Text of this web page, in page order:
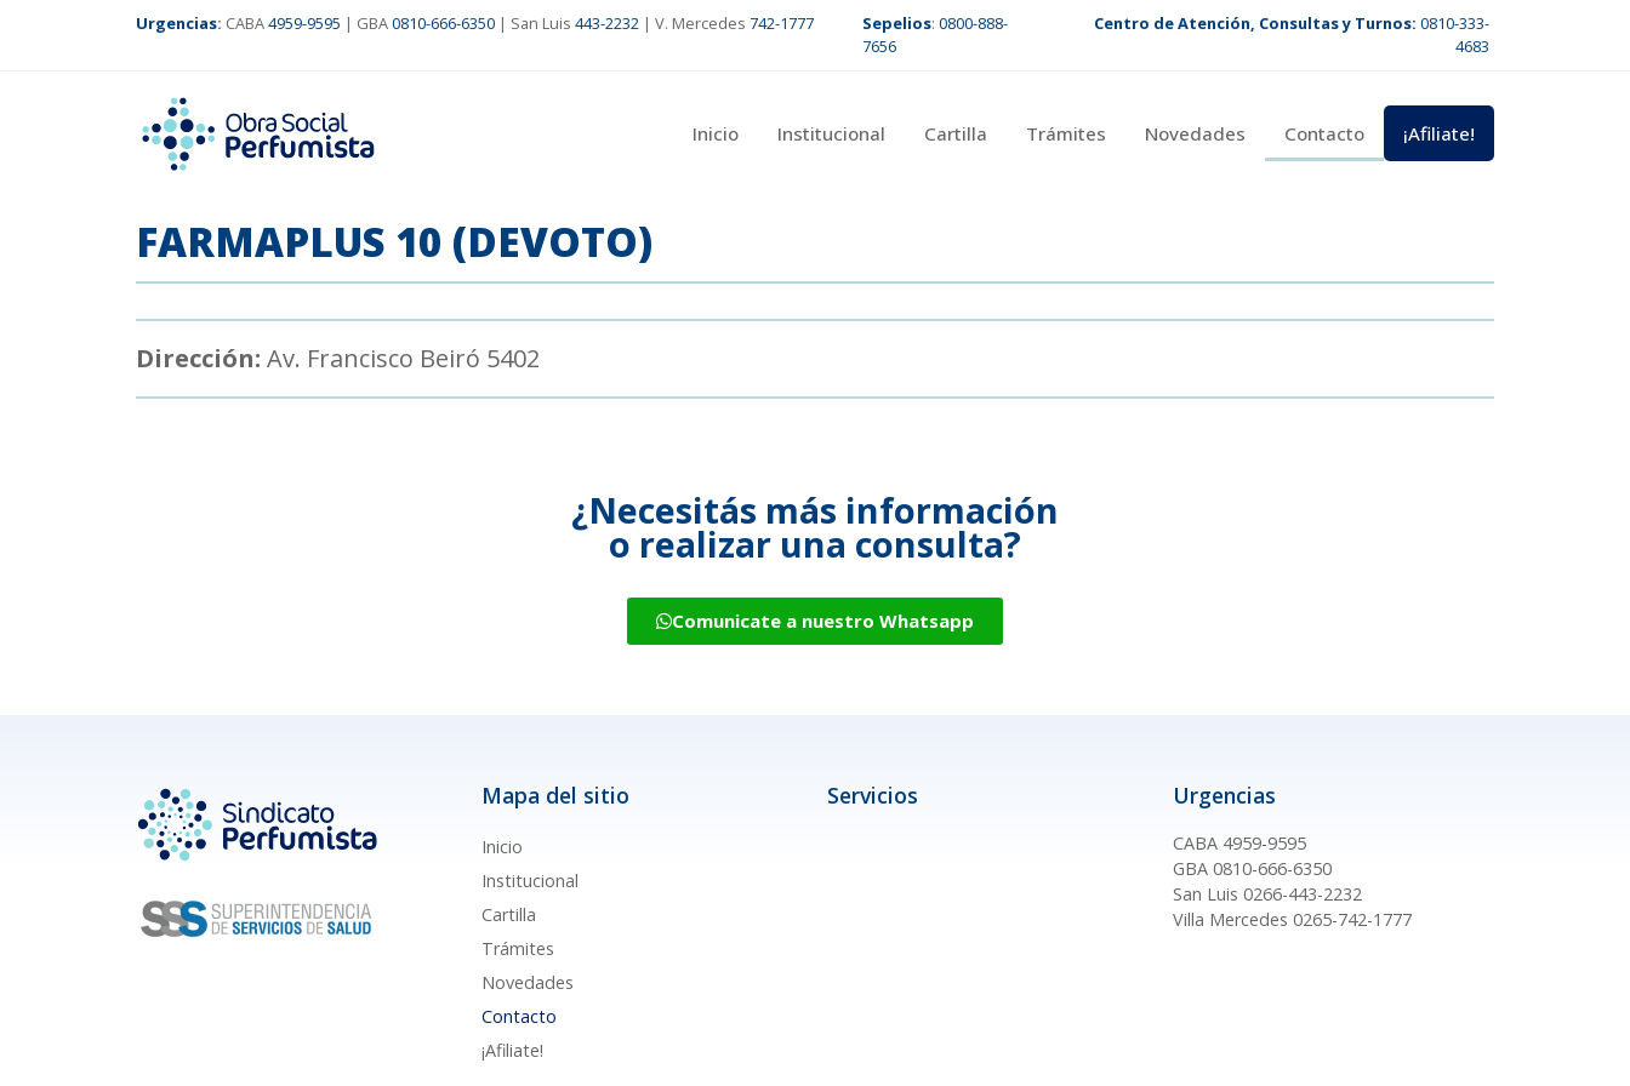
Urgencias: CABA4959-9595 | GBA0810-666-6350 | San Luis 443-2232 | V. Mercedes 742-1777 Sepelios: 0800-888-
7656
Centro de Atención, Consultas y Turnos: 0810-333-
4683
Inicio Institucional Cartilla Trámites Novedades Contacto ¡Afiliate!
FARMAPLUS 10 (DEVOTO)
Dirección: Av. Francisco Beiró 5402
¿Necesitás más información
o realizar una consulta?
Comunicate a nuestro Whatsapp
Mapa del sitio
Inicio
Institucional
Cartilla
Trámites
Novedades
Contacto
¡Afiliate!
Servicios Urgencias
CABA 4959-9595
GBA 0810-666-6350
San Luis 0266-443-2232
Villa Mercedes 0265-742-1777